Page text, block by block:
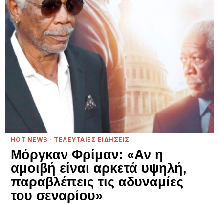
HOT NEWS · ΤΕΛΕΥΤΑΙΕΣ ΕΙΔΗΣΕΙΣ
Μόργκαν Φρίμαν: «Αν η
αμοιβή είναι αρκετά υψηλή,
παραβλέπεις τις αδυναμίες
του σεναρίου»